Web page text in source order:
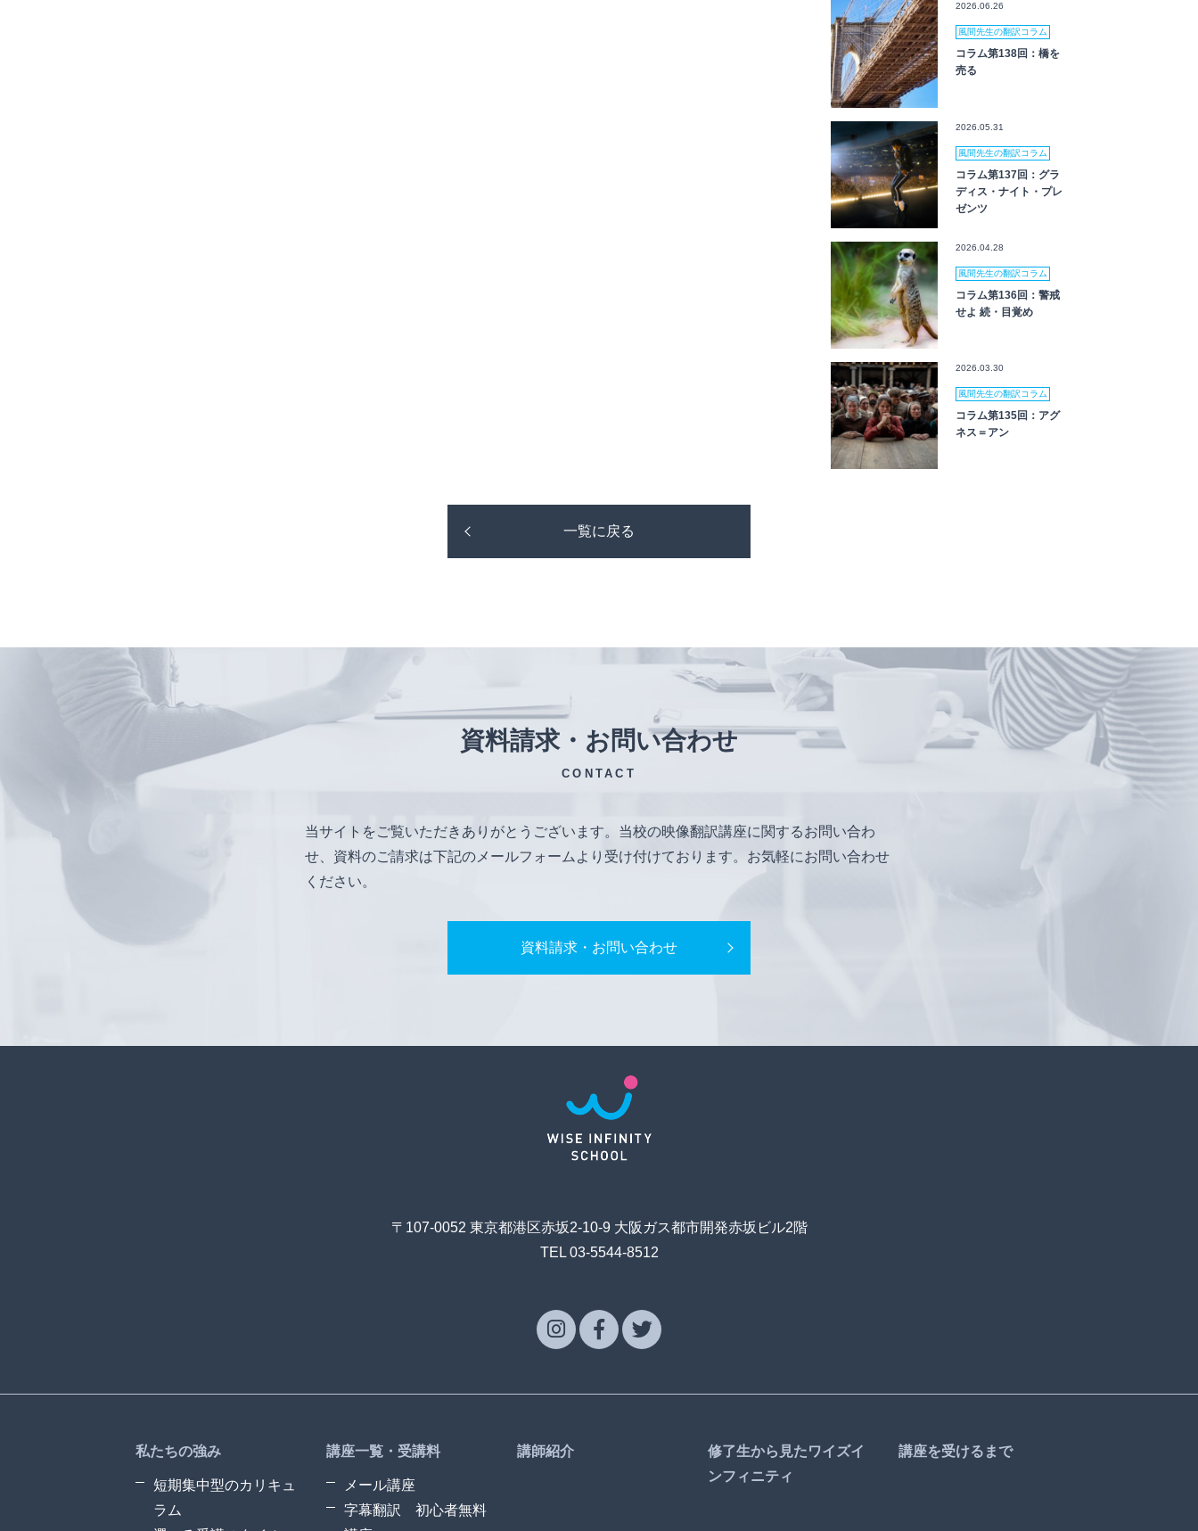
2026.06.26
風間先生の翻訳コラム
コラム第138回：橋を
売る
2026.05.31
風間先生の翻訳コラム
コラム第137回：グラ
ディス・ナイト・プレ
ゼンツ
2026.04.28
風間先生の翻訳コラム
コラム第136回：警戒
せよ 続・目覚め
2026.03.30
風間先生の翻訳コラム
コラム第135回：アグ
ネス＝アン
一覧に戻る
資料請求・お問い合わせ
CONTACT
当サイトをご覧いただきありがとうございます。当校の映像翻訳講座に関するお問い合わ
せ、資料のご請求は下記のメールフォームより受け付けております。お気軽にお問い合わせ
ください。
資料請求・お問い合わせ
〒107-0052 東京都港区赤坂2-10-9 大阪ガス都市開発赤坂ビル2階
TEL 03-5544-8512
私たちの強み
短期集中型のカリキュ
ラム
講座一覧・受講料
メール講座
字幕翻訳 初心者無料
講師紹介
修了生から見たワイズイ
ンフィニティ
講座を受けるまで